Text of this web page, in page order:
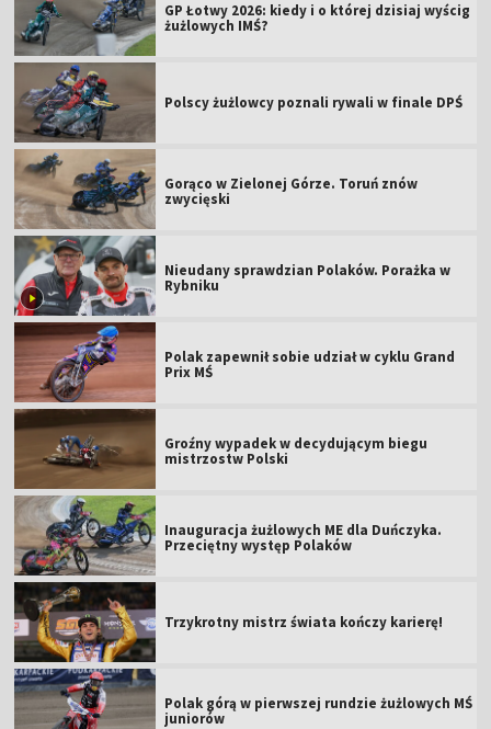
GP Łotwy 2026: kiedy i o której dzisiaj wyścig
żużlowych IMŚ?
Polscy żużlowcy poznali rywali w finale DPŚ
Gorąco w Zielonej Górze. Toruń znów
zwycięski
Nieudany sprawdzian Polaków. Porażka w
Rybniku
Polak zapewnił sobie udział w cyklu Grand
Prix MŚ
Groźny wypadek w decydującym biegu
mistrzostw Polski
Inauguracja żużlowych ME dla Duńczyka.
Przeciętny występ Polaków
Trzykrotny mistrz świata kończy karierę!
Polak górą w pierwszej rundzie żużlowych MŚ
juniorów